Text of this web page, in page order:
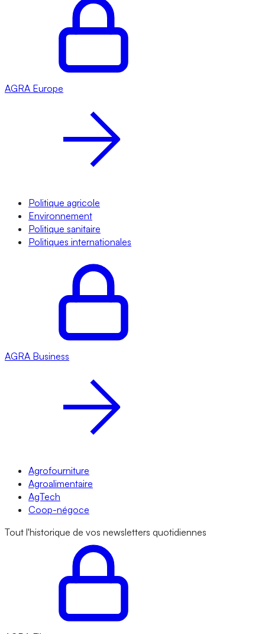
AGRA Europe
Politique agricole
Environnement
Politique sanitaire
Politiques internationales
AGRA Business
Agrofourniture
Agroalimentaire
AgTech
Coop-négoce
Tout l'historique de vos newsletters quotidiennes